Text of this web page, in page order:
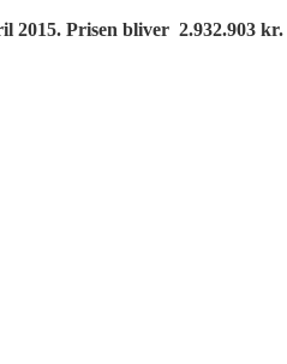
Prisen bliver 2.932.903